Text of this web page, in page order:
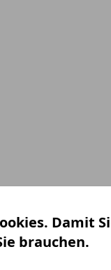
Damit
brauchen.